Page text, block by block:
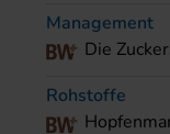
Management
Die
Rohstoffe